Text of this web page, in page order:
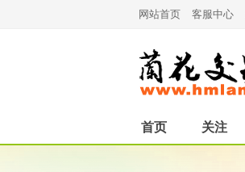
网站首页 客服中心
首页 关注